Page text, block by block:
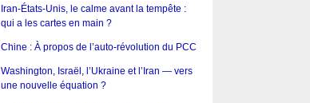
Iran-États-Unis, le calme avant la tempête :
qui a les cartes en main ?
Chine : À propos de l’auto-révolution du PCC
Washington, Israël, l’Ukraine et l’Iran — vers
une nouvelle équation ?